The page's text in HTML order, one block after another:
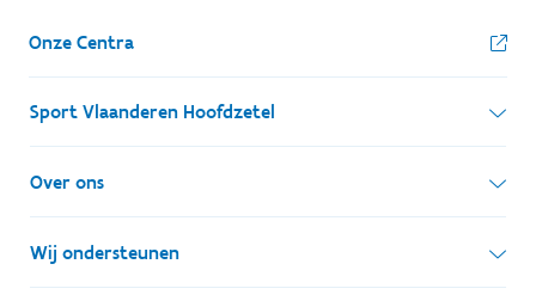
Onze Centra
Sport Vlaanderen Hoofdzetel
Simon Bolivarlaan 17
1000 Brussel
Ondernemingsnummer: BE 0248.142.826
Over ons
Wie zijn we, wat doen we
Onze centra
Wij ondersteunen